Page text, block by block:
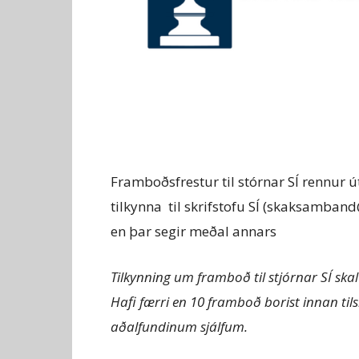
Framboðsfrestur til stórnar SÍ rennur
tilkynna til skrifstofu SÍ
en þar segir meðal annars
Tilkynning um framboð til stjórnar SÍ
Hafi færri en 10 framboð borist innan
aðalfundinum sjálfum.